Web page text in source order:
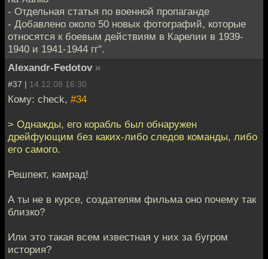
- Отдельная статья по военной пропаганде
- Добавлено около 50 новых фотографий, которые
относятся к боевым действиям в Карелии в 1939-
1940 и 1941-1944 гг".
Alexandr-Fedotov »
#37 | 14.12.08 16:30
Кому: check, #34
> Однажды, его корабль был обнаружен
дрейфующим без каких-либо следов команды, либо
его самого.
Решпект, камрад!
А ты не в курсе, создателям фильма оно почему так
близко?
Или это такая всем известная у них за бугром
история?